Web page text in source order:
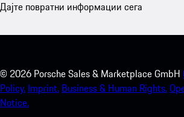
Дајте повратни информации сега
© 2026 Porsche Sales & Marketplace GmbH
Policy. Imprint. Business & Human Rights.
Notice.